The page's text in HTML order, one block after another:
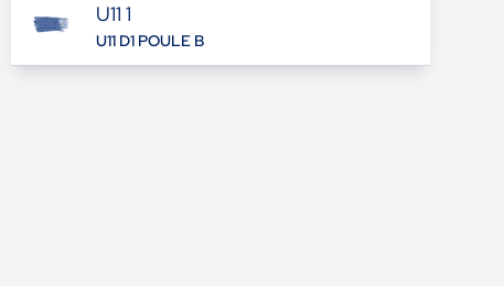
U11 1
U11 D1 POULE B